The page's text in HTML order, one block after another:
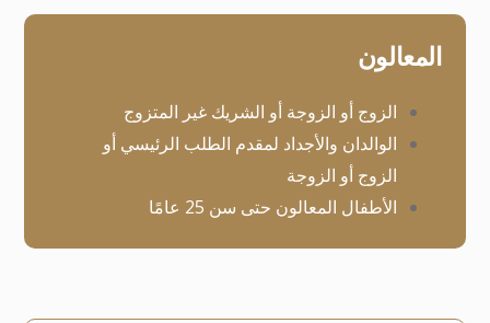
المعالون
الزوج أو الزوجة أو الشريك غير المتزوج
الوالدان والأجداد لمقدم الطلب الرئيسي أو
الزوج أو الزوجة
الأطفال المعالون حتى سن 25 عامًا